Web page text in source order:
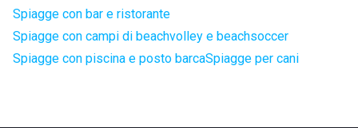
Spiagge con bar e ristorante
Spiagge con campi di beachvolley e beachsoccer
Spiagge con piscina e posto barcaSpiagge per cani